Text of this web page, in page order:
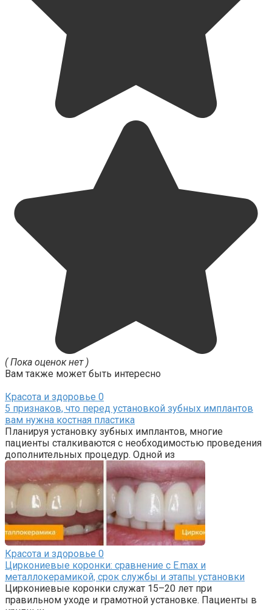
( Пока оценок нет )
Вам также может быть интересно
Красота и здоровье 0
5 признаков, что перед установкой зубных имплантов
вам нужна костная пластика
Планируя установку зубных имплантов, многие
пациенты сталкиваются с необходимостью проведения
дополнительных процедур. Одной из
Красота и здоровье 0
Циркониевые коронки: сравнение с E.max и
металлокерамикой, срок службы и этапы установки
Циркониевые коронки служат 15–20 лет при
правильном уходе и грамотной установке. Пациенты в